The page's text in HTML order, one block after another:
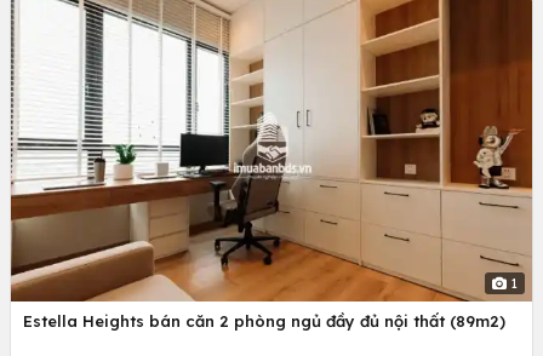
1
Estella Heights bán căn 2 phòng ngủ đầy đủ nội thất (89m2)